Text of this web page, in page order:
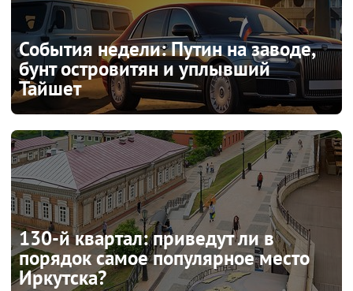
События недели: Путин на заводе,
бунт островитян и уплывший
Тайшет
130-й квартал: приведут ли в
порядок самое популярное место
Иркутска?